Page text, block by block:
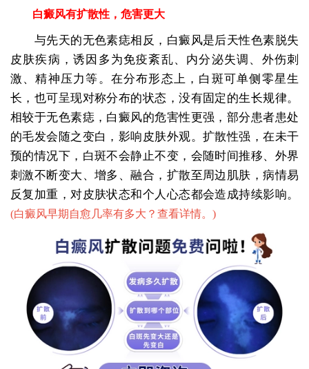
白癜风有扩散性，危害更大
与先天的无色素痣相反，白癜风是后天性色素脱失
皮肤疾病，诱因多为免疫紊乱、内分泌失调、外伤刺
激、精神压力等。在分布形态上，白斑可单侧零星生
长，也可呈现对称分布的状态，没有固定的生长规律。
相较于无色素痣，白癜风的危害性更强，部分患者患处
的毛发会随之变白，影响皮肤外观。扩散性强，在未干
预的情况下，白斑不会静止不变，会随时间推移、外界
刺激不断变大、增多、融合，扩散至周边肌肤，病情易
反复加重，对皮肤状态和个人心态都会造成持续影响。
(白癜风早期自愈几率有多大？查看详情。 )